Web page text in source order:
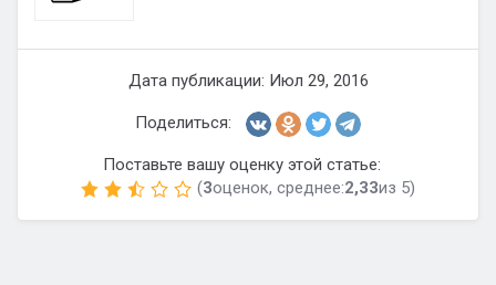
Дата публикации: Июл 29, 2016
Поделиться:
Поставьте вашу оценку этой статье:
(3оценок, среднее:2,33из 5)